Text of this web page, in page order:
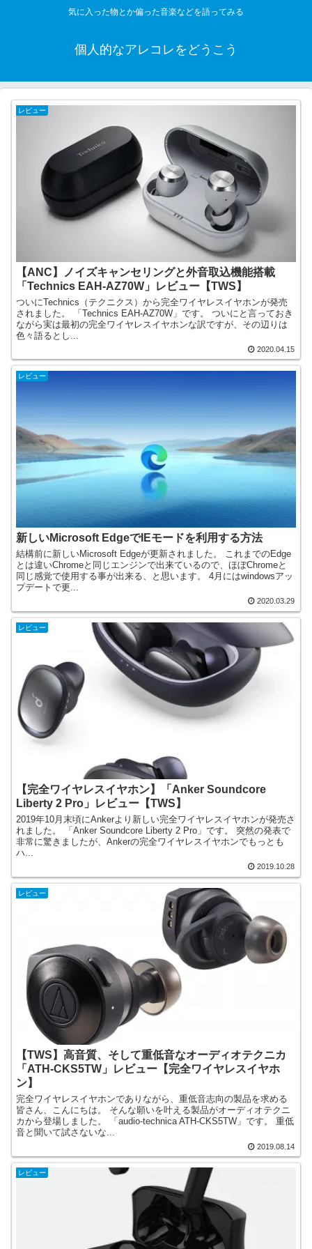
気に入った物とか偏った音楽などを語ってみる
個人的なアレコレをどうこう
レビュー
【ANC】ノイズキャンセリングと外音取込機能搭載
「Technics EAH-AZ70W」レビュー【TWS】
ついにTechnics（テクニクス）から完全ワイヤレスイヤホンが発売
されました。 「Technics EAH-AZ70W」です。 ついにと言っておき
ながら実は最初の完全ワイヤレスイヤホンな訳ですが、その辺りは
色々語るとし...
2020.04.15
レビュー
新しいMicrosoft EdgeでIEモードを利用する方法
結構前に新しいMicrosoft Edgeが更新されました。 これまでのEdge
とは違いChromeと同じエンジンで出来ているので、ほぼChromeと
同じ感覚で使用する事が出来る、と思います。 4月にはwindowsアッ
プデートで更...
2020.03.29
レビュー
【完全ワイヤレスイヤホン】「Anker Soundcore
Liberty 2 Pro」レビュー【TWS】
2019年10月末頃にAnkerより新しい完全ワイヤレスイヤホンが発売さ
れました。 「Anker Soundcore Liberty 2 Pro」です。 突然の発表で
非常に驚きましたが、Ankerの完全ワイヤレスイヤホンでもっとも
ハ...
2019.10.28
レビュー
【TWS】高音質、そして重低音なオーディオテクニカ
「ATH-CKS5TW」レビュー【完全ワイヤレスイヤホ
ン】
完全ワイヤレスイヤホンでありながら、重低音志向の製品を求める
皆さん、こんにちは。 そんな願いを叶える製品がオーディオテクニ
カから登場しました。 「audio-technica ATH-CKS5TW」です。 重低
音と聞いて試さないな...
2019.08.14
レビュー